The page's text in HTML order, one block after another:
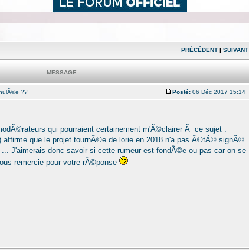
PRÉCÉDENT | SUIVANT
MESSAGE
?? Posté: 06 Déc 2017 15:14
qui pourraient certainement m'Ã©clairer Ã ce sujet :
que le projet tournÃ©e de lorie en 2018 n'a pas Ã©tÃ© signÃ©
J'aimerais donc savoir si cette rumeur est fondÃ©e ou pas car on se
remercie pour votre rÃ©ponse